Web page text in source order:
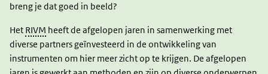
breng je dat goed in beeld?
Het RIVM heeft de afgelopen jaren in samenwerking met
diverse partners geïnvesteerd in de ontwikkeling van
instrumenten om hier meer zicht op te krijgen. De afgelopen